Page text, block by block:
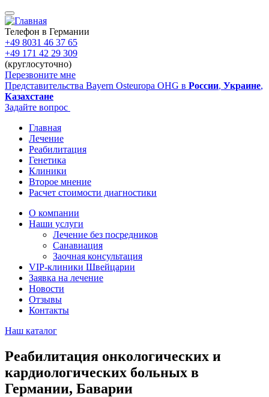
Перейти
к
основному
содержанию
Телефон в Германии
+49 8031 46 37 65
+49 171 42 29 309
(круглосуточно)
Перезвоните мне
Представительства Bayern Osteuropa OHG в России, Украине,
Казахстане
Задайте вопрос
Main
navigation
Главная
Лечение
Реабилитация
Генетика
Клиники
Второе мнение
Расчет стоимости диагностики
Sidebar
О компании
Наши услуги
Лечение без посредников
Санавиация
Заочная консультация
VIP-клиники Швейцарии
Заявка на лечение
Новости
Отзывы
Контакты
Наш каталог
Реабилитация онкологических и
кардиологических больных в
Германии, Баварии